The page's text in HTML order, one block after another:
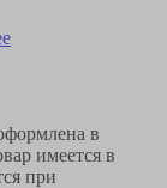
в
имеется в
при